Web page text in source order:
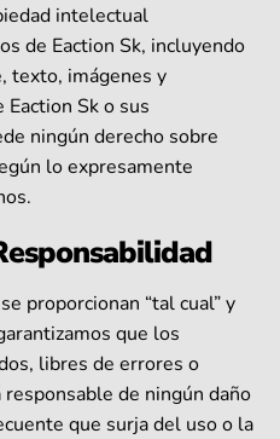
intelectual
de Eaction Sk, incluyendo
texto, imágenes y
Sk o sus
ningún derecho sobre
lo expresamente
proporcionan “tal cual” y
que los
libres de errores o
de ningún daño
que surja del uso o la